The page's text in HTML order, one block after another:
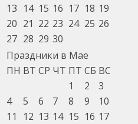
13 14 15 16 17 18 19
20 21 22 23 24 25 26
27 28 29 30
Праздники в Мае
ПН ВТ СР ЧТ ПТ СБ ВС
1
2
3
4
5 6 7 8 9
10
11
12 13 14 15 16 17